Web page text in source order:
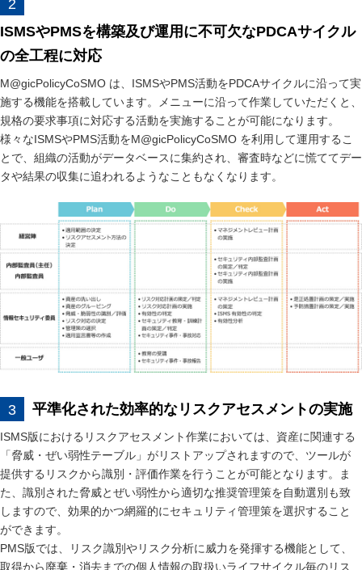
ISMSやPMSを構築及び運用に不可欠なPDCAサイクル
の全工程に対応
M@gicPolicyCoSMO は、ISMSやPMS活動をPDCAサイクルに沿って実
施する機能を搭載しています。メニューに沿って作業していただくと、
規格の要求事項に対応する活動を実施することが可能になります。
様々なISMSやPMS活動をM@gicPolicyCoSMO を利用して運用するこ
とで、組織の活動がデータベースに集約され、審査時などに慌ててデー
タや結果の収集に追われるようなこともなくなります。
平準化された効率的なリスクアセスメントの実施
ISMS版におけるリスクアセスメント作業においては、資産に関連する
「脅威・ぜい弱性テーブル」がリストアップされますので、ツールが
提供するリスクから識別・評価作業を行うことが可能となります。ま
た、識別された脅威とぜい弱性から適切な推奨管理策を自動選別も致
しますので、効果的かつ網羅的にセキュリティ管理策を選択すること
ができます。
PMS版では、リスク識別やリスク分析に威力を発揮する機能として、
取得から廃棄・消去までの個人情報の取扱いライフサイクル毎のリス